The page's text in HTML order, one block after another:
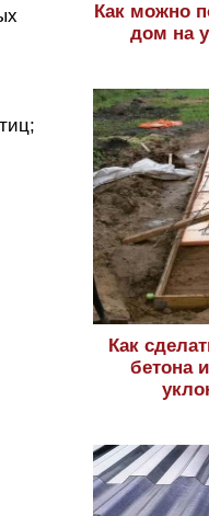
Как можно
дом на
Как
бетона